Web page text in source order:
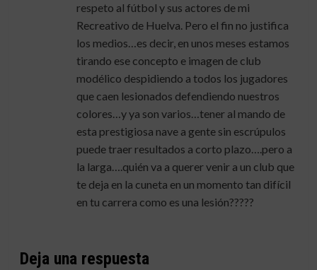
respeto al fútbol y sus actores de mi
Recreativo de Huelva. Pero el fin no justifica
los medios…es decir, en unos meses estamos
tirando ese concepto e imagen de club
modélico despidiendo a todos los jugadores
que caen lesionados defendiendo nuestros
colores…y ya son varios…tener al mando de
esta prestigiosa nave a gente sin escrúpulos
puede traer resultados a corto plazo….pero a
la larga….quién va a querer venir a un club que
te deja en la cuneta en un momento tan difícil
en tu carrera como es una lesión?????
Deja una respuesta